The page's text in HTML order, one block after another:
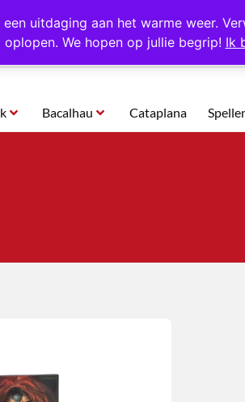
uitdaging aan het warme weer.
We hopen op jullie begrip! Ik
producten op voorraad Gratis op
Bacalhau Cataplana